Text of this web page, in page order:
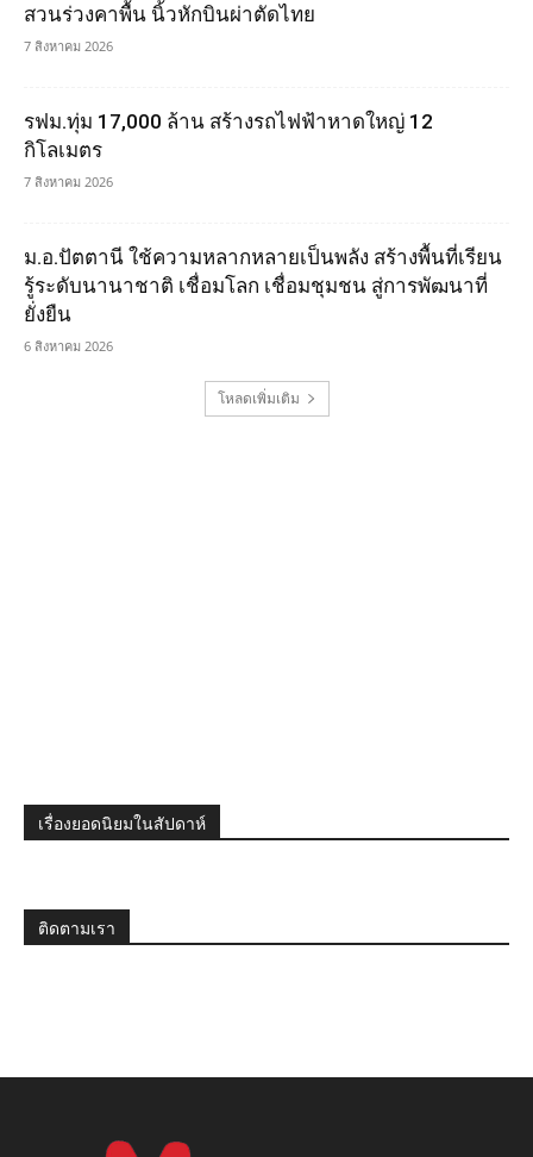
สวนร่วงคาพื้น นิ้วหักบินผ่าตัดไทย
7 สิงหาคม 2026
รฟม.ทุ่ม 17,000 ล้าน สร้างรถไฟฟ้าหาดใหญ่ 12
กิโลเมตร
7 สิงหาคม 2026
ม.อ.ปัตตานี ใช้ความหลากหลายเป็นพลัง สร้างพื้นที่เรียน
รู้ระดับนานาชาติ เชื่อมโลก เชื่อมชุมชน สู่การพัฒนาที่
ยั่งยืน
6 สิงหาคม 2026
โหลดเพิ่มเติม
เรื่องยอดนิยมในสัปดาห์
ติดตามเรา